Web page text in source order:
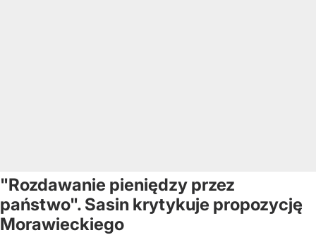
"Rozdawanie pieniędzy przez
państwo". Sasin krytykuje propozycję
Morawieckiego